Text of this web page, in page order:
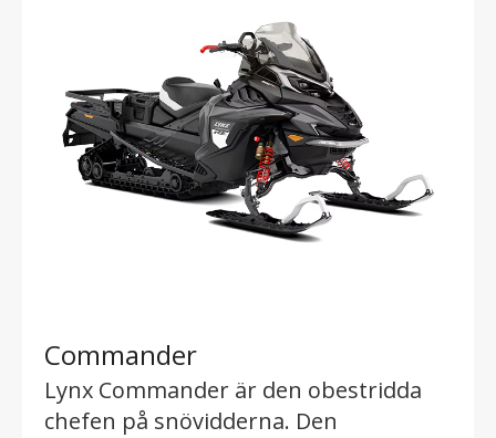
Commander
Lynx Commander är den obestridda
chefen på snövidderna. Den